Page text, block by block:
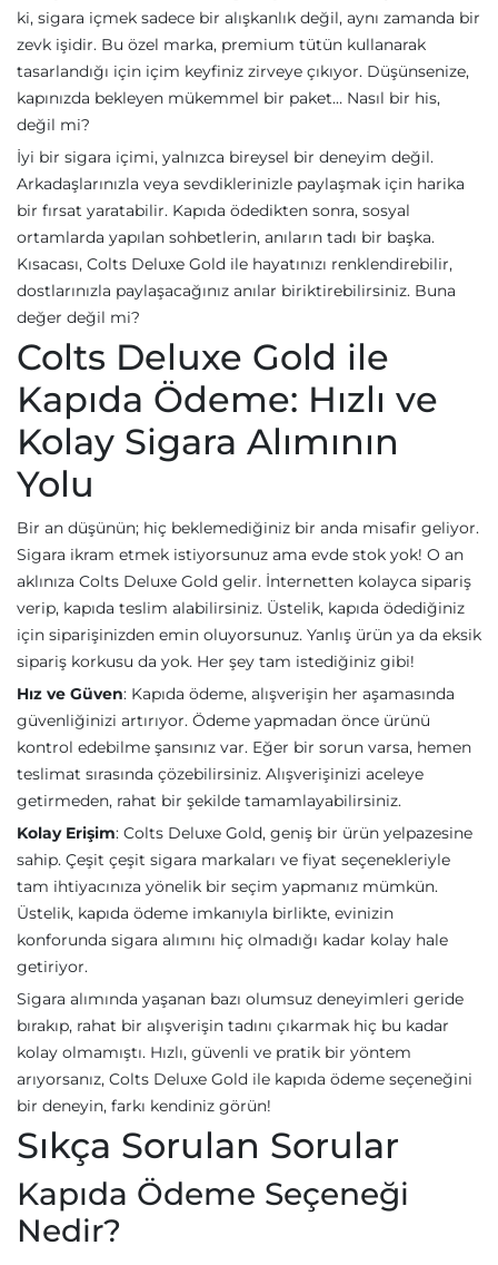
ki, sigara içmek sadece bir alışkanlık değil, aynı zamanda bir
zevk işidir. Bu özel marka, premium tütün kullanarak
tasarlandığı için içim keyfiniz zirveye çıkıyor. Düşünsenize,
kapınızda bekleyen mükemmel bir paket… Nasıl bir his,
değil mi?
İyi bir sigara içimi, yalnızca bireysel bir deneyim değil.
Arkadaşlarınızla veya sevdiklerinizle paylaşmak için harika
bir fırsat yaratabilir. Kapıda ödedikten sonra, sosyal
ortamlarda yapılan sohbetlerin, anıların tadı bir başka.
Kısacası, Colts Deluxe Gold ile hayatınızı renklendirebilir,
dostlarınızla paylaşacağınız anılar biriktirebilirsiniz. Buna
değer değil mi?
Colts Deluxe Gold ile
Kapıda Ödeme: Hızlı ve
Kolay Sigara Alımının
Yolu
Bir an düşünün; hiç beklemediğiniz bir anda misafir geliyor.
Sigara ikram etmek istiyorsunuz ama evde stok yok! O an
aklınıza Colts Deluxe Gold gelir. İnternetten kolayca sipariş
verip, kapıda teslim alabilirsiniz. Üstelik, kapıda ödediğiniz
için siparişinizden emin oluyorsunuz. Yanlış ürün ya da eksik
sipariş korkusu da yok. Her şey tam istediğiniz gibi!
Hız ve Güven: Kapıda ödeme, alışverişin her aşamasında
güvenliğinizi artırıyor. Ödeme yapmadan önce ürünü
kontrol edebilme şansınız var. Eğer bir sorun varsa, hemen
teslimat sırasında çözebilirsiniz. Alışverişinizi aceleye
getirmeden, rahat bir şekilde tamamlayabilirsiniz.
Kolay Erişim: Colts Deluxe Gold, geniş bir ürün yelpazesine
sahip. Çeşit çeşit sigara markaları ve fiyat seçenekleriyle
tam ihtiyacınıza yönelik bir seçim yapmanız mümkün.
Üstelik, kapıda ödeme imkanıyla birlikte, evinizin
konforunda sigara alımını hiç olmadığı kadar kolay hale
getiriyor.
Sigara alımında yaşanan bazı olumsuz deneyimleri geride
bırakıp, rahat bir alışverişin tadını çıkarmak hiç bu kadar
kolay olmamıştı. Hızlı, güvenli ve pratik bir yöntem
arıyorsanız, Colts Deluxe Gold ile kapıda ödeme seçeneğini
bir deneyin, farkı kendiniz görün!
Sıkça Sorulan Sorular
Kapıda Ödeme Seçeneği
Nedir?